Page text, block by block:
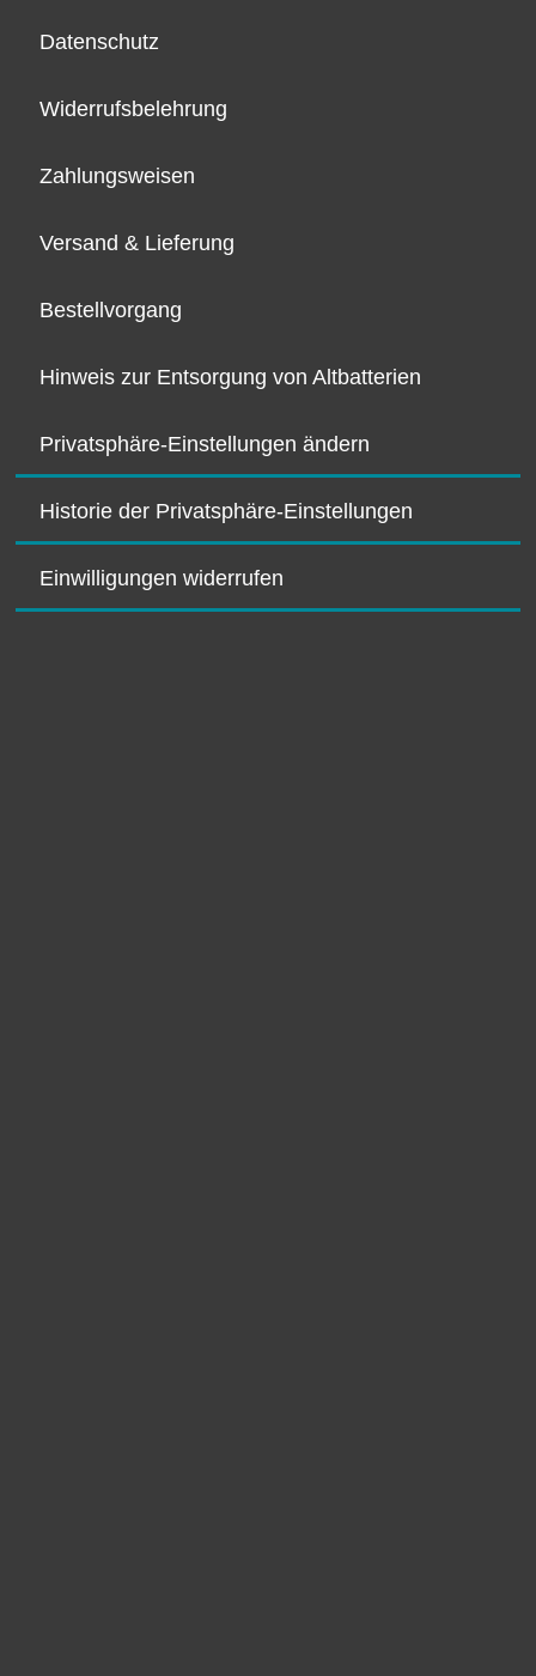
Datenschutz
Widerrufsbelehrung
Zahlungsweisen
Versand & Lieferung
Bestellvorgang
Hinweis zur Entsorgung von Altbatterien
Privatsphäre-Einstellungen ändern
Historie der Privatsphäre-Einstellungen
Einwilligungen widerrufen